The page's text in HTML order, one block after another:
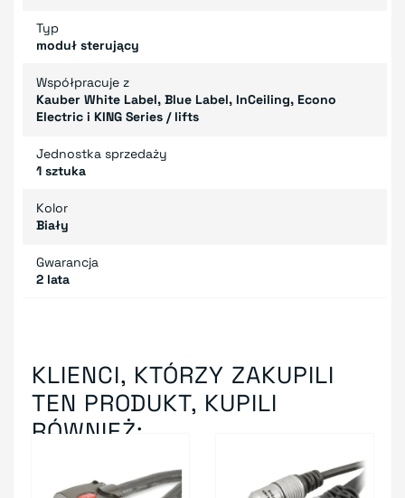
Typ
moduł sterujący
Współpracuje z
Kauber White Label, Blue Label, InCeiling, Econo
Electric i KING Series / lifts
Jednostka sprzedaży
1 sztuka
Kolor
Biały
Gwarancja
2 lata
KLIENCI, KTÓRZY ZAKUPILI
TEN PRODUKT, KUPILI
RÓWNIEŻ: